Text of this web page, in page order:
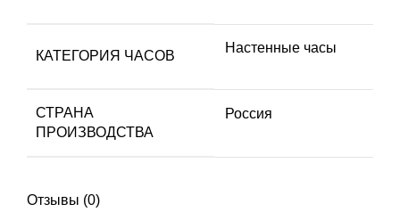
КАТЕГОРИЯ ЧАСОВ
Настенные часы
СТРАНА
ПРОИЗВОДСТВА
Россия
Отзывы (0)